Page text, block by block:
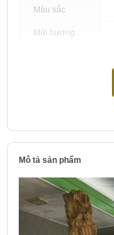
Màu sắc
Mùi hương
Mô tả sản phẩm